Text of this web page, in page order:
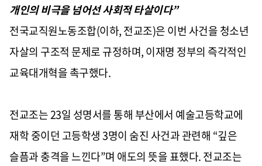
개인의 비극을 넘어선 사회적 타살이다”
전국교직원노동조합(이하, 전교조)은 이번 사건을 청소년
자살의 구조적 문제로 규정하며, 이재명 정부의 즉각적인
교육대개혁을 촉구했다.
전교조는 23일 성명서를 통해 부산에서 예술고등학교에
재학 중이던 고등학생 3명이 숨진 사건과 관련해 “깊은
슬픔과 충격을 느낀다”며 애도의 뜻을 표했다. 전교조는